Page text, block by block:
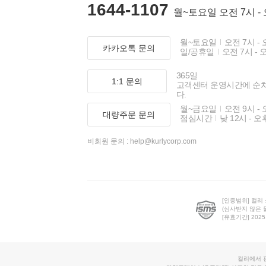
1644-1107 월~토요일 오전 7시 -
카카오톡 문의
월~토요일
오전 7시 -
일/공휴일
오전 7시 -
1:1 문의
365일
고객센터 운영시간에 순
다.
대량주문 문의
월~금요일
오전 9시 -
점심시간
낮 12시 - 오
비회원 문의 : help@kurlycorp.com
[인증범위] 컬리
(심사받지 않은
[유효기간]
컬리에서